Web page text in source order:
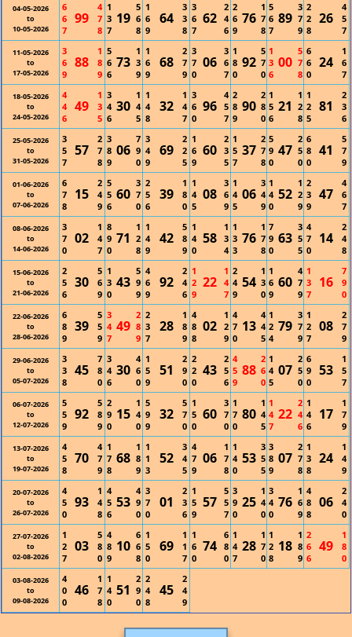
04-05-2026
to
10-05-2026
6
6
7
99
4
7
8
1
3
7
19
5
6
8
1
6
9
64
3
3
8
3
6
7
62
2
4
6
2
6
9
76
1
7
8
5
6
7
89
3
7
9
2
2
8
26
4
5
7
11-05-2026
to
17-05-2026
3
6
9
88
1
8
9
5
6
6
73
1
3
9
1
6
9
68
2
7
9
3
7
0
06
3
6
7
1
8
0
92
5
7
0
1
3
6
00
5
7
8
6
6
0
24
1
6
7
18-05-2026
to
24-05-2026
4
4
6
49
1
3
5
3
4
6
30
1
4
5
1
4
8
32
1
4
7
3
6
0
96
4
5
7
2
8
9
90
2
8
0
1
5
6
21
1
2
8
1
2
5
81
2
3
6
25-05-2026
to
31-05-2026
3
5
7
57
2
7
8
3
8
9
06
7
9
0
3
4
9
69
2
2
5
1
6
9
60
2
3
5
1
5
7
37
2
7
8
5
9
0
47
2
5
0
6
8
0
41
5
7
9
01-06-2026
to
07-06-2026
6
7
8
15
2
4
9
5
5
6
60
3
7
0
2
5
6
39
1
8
0
1
4
5
08
3
6
9
1
4
5
06
3
4
9
1
4
0
52
1
2
9
2
3
9
47
4
6
7
08-06-2026
to
14-06-2026
3
7
0
02
1
4
7
8
9
0
71
1
2
8
1
4
9
42
5
8
9
1
4
0
58
1
3
4
1
3
3
76
1
7
8
7
9
0
63
3
5
5
4
7
0
14
2
4
8
15-06-2026
to
21-06-2026
2
5
6
30
5
6
9
1
3
0
43
5
9
9
4
6
9
92
2
4
6
1
2
9
22
1
4
7
2
4
9
54
1
3
0
1
6
9
60
4
7
9
1
3
7
16
7
9
0
22-06-2026
to
28-06-2026
6
8
9
39
5
5
9
3
4
7
49
2
8
9
2
3
7
28
1
8
9
4
8
8
02
1
2
9
4
7
0
13
4
4
5
1
2
4
79
3
7
9
1
2
7
08
2
7
9
29-06-2026
to
05-07-2026
3
3
8
45
7
8
0
3
4
6
30
4
6
0
1
5
9
51
2
9
0
2
2
0
43
2
5
6
4
5
9
88
2
6
0
1
4
5
07
2
5
0
6
9
0
53
1
5
7
06-07-2026
to
12-07-2026
5
5
9
92
5
8
9
2
9
0
15
1
4
0
5
9
9
32
5
7
0
1
5
0
60
3
7
0
1
7
0
80
1
4
5
1
4
7
22
2
4
6
1
4
6
17
1
7
9
13-07-2026
to
19-07-2026
4
5
8
70
4
7
9
1
7
8
68
1
8
9
1
1
3
52
3
4
5
4
7
9
06
1
7
8
1
4
0
53
3
5
5
3
8
9
07
2
7
8
1
3
8
24
1
4
9
20-07-2026
to
26-07-2026
4
5
0
93
1
4
8
4
5
6
53
4
9
0
3
7
0
01
2
3
6
1
5
9
57
5
5
7
3
9
0
25
1
4
0
3
4
0
76
1
6
9
4
8
8
06
2
4
0
27-07-2026
to
02-08-2026
1
2
7
03
5
8
0
4
8
9
10
6
6
8
1
5
0
69
1
1
7
1
6
0
74
6
8
0
1
4
7
28
1
7
0
1
2
8
18
1
8
9
2
6
6
49
1
8
0
03-08-2026
to
09-08-2026
4
0
0
46
1
7
8
1
4
0
51
2
9
0
2
4
8
45
2
4
9